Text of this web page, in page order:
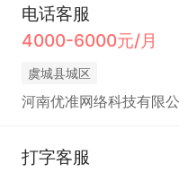
电话客服
4000-6000元/月
虞城县城区
河南优准网络科技有限
打字客服